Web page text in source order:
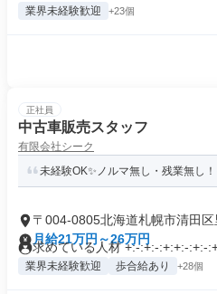
業界未経験歓迎 +23個
正社員
中古車販売スタッフ
有限会社シーク
未経験OK✨ノルマ無し・残業無し
〒004-0805北海道札幌市清田区
月給21万円～26万円
求めている人材 +:-:+:-:+:+:-:+:-
業界未経験歓迎 歩合給あり +28個